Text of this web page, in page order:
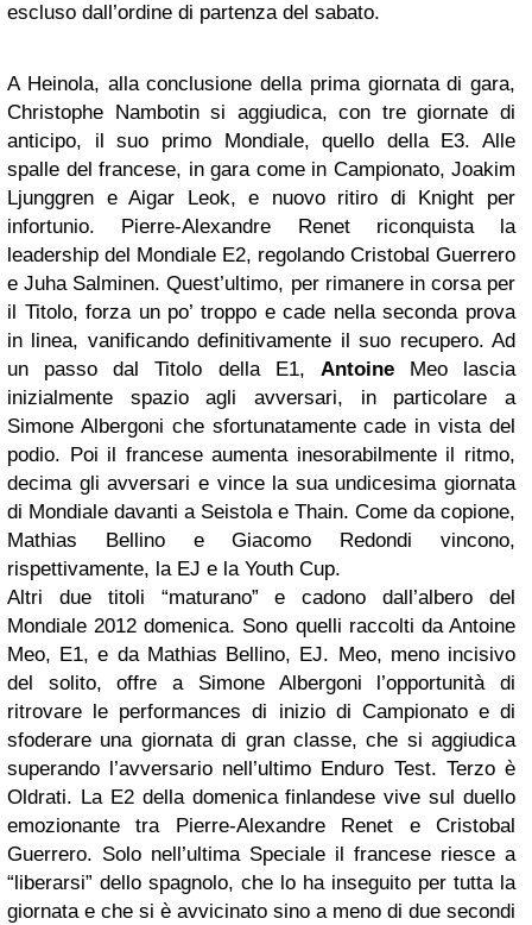
escluso dall’ordine di partenza del sabato.
A Heinola, alla conclusione della prima giornata di gara,
Christophe Nambotin si aggiudica, con tre giornate di
anticipo, il suo primo Mondiale, quello della E3. Alle
spalle del francese, in gara come in Campionato, Joakim
Ljunggren e Aigar Leok, e nuovo ritiro di Knight per
infortunio. Pierre-Alexandre Renet riconquista la
leadership del Mondiale E2, regolando Cristobal Guerrero
e Juha Salminen. Quest’ultimo, per rimanere in corsa per
il Titolo, forza un po’ troppo e cade nella seconda prova
in linea, vanificando definitivamente il suo recupero. Ad
un passo dal Titolo della E1, AntoineMeo lascia
inizialmente spazio agli avversari, in particolare a
Simone Albergoni che sfortunatamente cade in vista del
podio. Poi il francese aumenta inesorabilmente il ritmo,
decima gli avversari e vince la sua undicesima giornata
di Mondiale davanti a Seistola e Thain. Come da copione,
Mathias Bellino e Giacomo Redondi vincono,
rispettivamente, la EJ e la Youth Cup.
Altri due titoli “maturano” e cadono dall’albero del
Mondiale 2012 domenica. Sono quelli raccolti da Antoine
Meo, E1, e da Mathias Bellino, EJ. Meo, meno incisivo
del solito, offre a Simone Albergoni l’opportunità di
ritrovare le performances di inizio di Campionato e di
sfoderare una giornata di gran classe, che si aggiudica
superando l’avversario nell’ultimo Enduro Test. Terzo è
Oldrati. La E2 della domenica finlandese vive sul duello
emozionante tra Pierre-Alexandre Renet e Cristobal
Guerrero. Solo nell’ultima Speciale il francese riesce a
“liberarsi” dello spagnolo, che lo ha inseguito per tutta la
giornata e che si è avvicinato sino a meno di due secondi